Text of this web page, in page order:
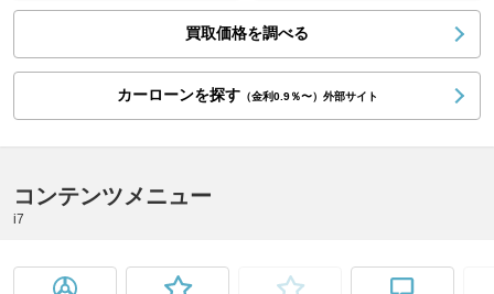
買取価格を調べる
カーローンを探す（金利0.9％〜）外部サイト
コンテンツメニュー
i7